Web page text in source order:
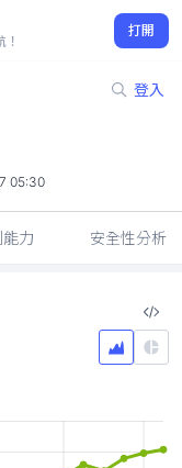
打開
登入
05:30
力 安全性分析